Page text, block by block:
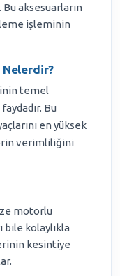
aksesuarların
işleminin
Nelerdir?
temel
Bu
en yüksek
verimliliğini
motorlu
bile kolaylıkla
kesintiye